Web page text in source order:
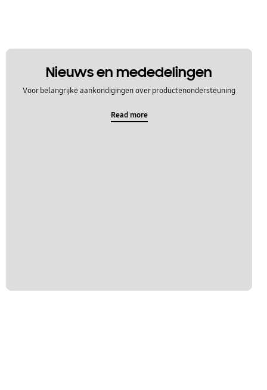
Nieuws en mededelingen
Voor belangrijke aankondigingen over productenondersteuning
Read more